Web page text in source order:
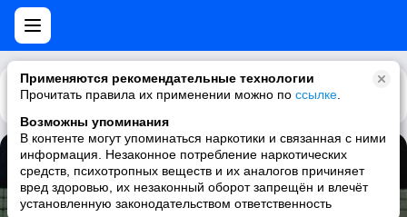
Применяются рекомендательные технологии
Прочитать правила их применении можно по ссылке
Возможны упоминания
В контенте могут упоминаться наркотики и связанная с ними
информация. Незаконное потребление наркотических
средств, психотропных веществ и их аналогов причиняет
вред здоровью, их незаконный оборот запрещён и влечёт
установленную законодательством ответственность
Каталог Рекомендации
Eyes
Sans Seraph